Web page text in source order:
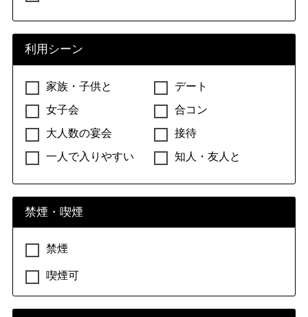
利用シーン
家族・子供と
デート
女子会
合コン
大人数の宴会
接待
一人で入りやすい
知人・友人と
禁煙・喫煙
禁煙
喫煙可